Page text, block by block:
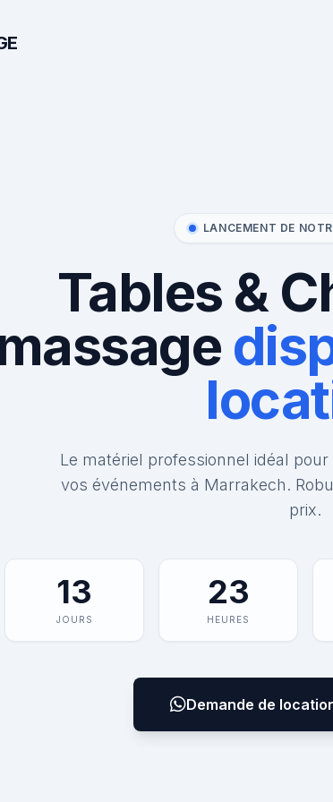
LANCEMENT DE
Tables &
Le matériel professionnel idéal
vos événements à Marrakech.
prix.
13
JOURS
23
HEURES
Demande de